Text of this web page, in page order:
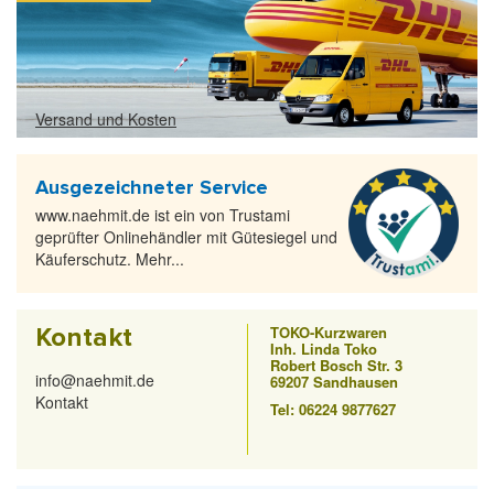
Versand und Kosten
Ausgezeichneter Service
www.naehmit.de ist ein von Trustami
geprüfter Onlinehändler mit Gütesiegel und
Käuferschutz. Mehr...
Kontakt
info@naehmit.de
Kontakt
TOKO-Kurzwaren
Inh. Linda Toko
Robert Bosch Str. 3
69207 Sandhausen
Tel: 06224 9877627